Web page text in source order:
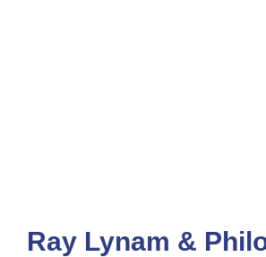
Ray Lynam &